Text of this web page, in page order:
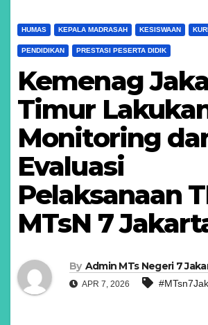
HUMAS KEPALA MADRASAH KESISWAAN
PENDIDIKAN PRESTASI PESERTA DIDIK
Kemenag
Timur
Monitoring
Evaluasi
Pelaksanaan
MTsN 7
By Admin MTs Negeri 7
APR 7, 2026